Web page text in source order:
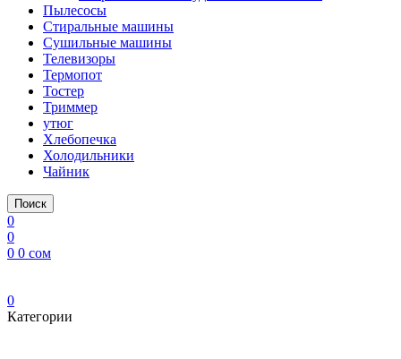
Пылесосы
Стиральные машины
Сушильные машины
Телевизоры
Термопот
Тостер
Триммер
утюг
Хлебопечка
Холодильники
Чайник
Поиск
0
0
0 0 сом
0
Категории